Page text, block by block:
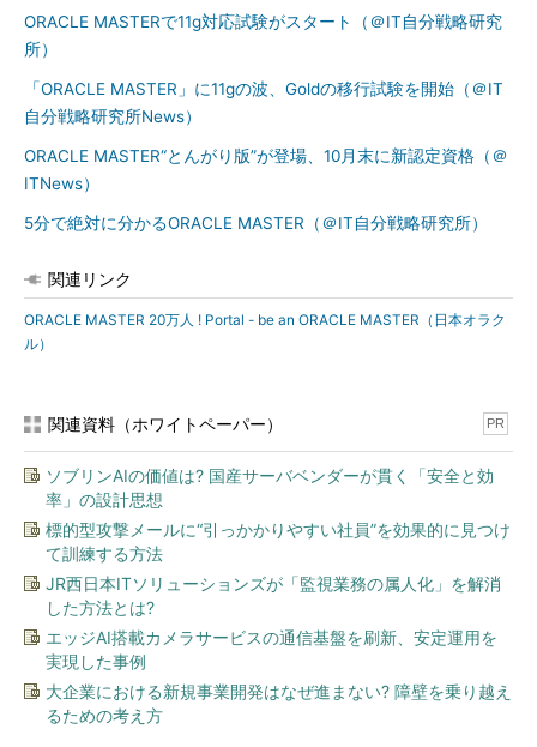
ORACLE MASTER 20万人 ! Portal - be an ORACLE MASTER
は、新規・アップグレード含めこれからORACLE MASTERの試験
を受ける人にフォーカスを当てた支援だが、今後は取得者の支援
にも力を入れていく。
「ORACLE MASTERを開始して今年で12年目を迎える。支持さ
れ続けているのは技術者の方々のおかげ。製品ベンダとして本当
にしなければならないのは、取得者の活躍を伝えることや、取得
めの支援ではないだろうか」（岩田氏）。日本オラクルは、8月5
ORACLE MASTER 200,000 Anniversary『次世代のORACLE
ORACLE MASTERで11g対応試験がスタート（＠IT自分戦略研究
所）
「ORACLE MASTER」に11gの波、Goldの移行試験を開始（＠IT
自分戦略研究所News）
ORACLE MASTER“とんがり版”が登場、10月末に新認定資格（＠
ITNews）
5分で絶対に分かるORACLE MASTER（＠IT自分戦略研究所）
関連リンク
ORACLE MASTER 20万人 ! Portal - be an ORACLE MASTER（日本オラク
ル）
関連資料（ホワイトペーパー） PR
ソブリンAIの価値は? 国産サーバベンダーが貫く「安全と効
率」の設計思想
標的型攻撃メールに“引っかかりやすい社員”を効果的に見つけ
て訓練する方法
JR西日本ITソリューションズが「監視業務の属人化」を解消
した方法とは?
エッジAI搭載カメラサービスの通信基盤を刷新、安定運用を
実現した事例
大企業における新規事業開発はなぜ進まない? 障壁を乗り越え
るための考え方